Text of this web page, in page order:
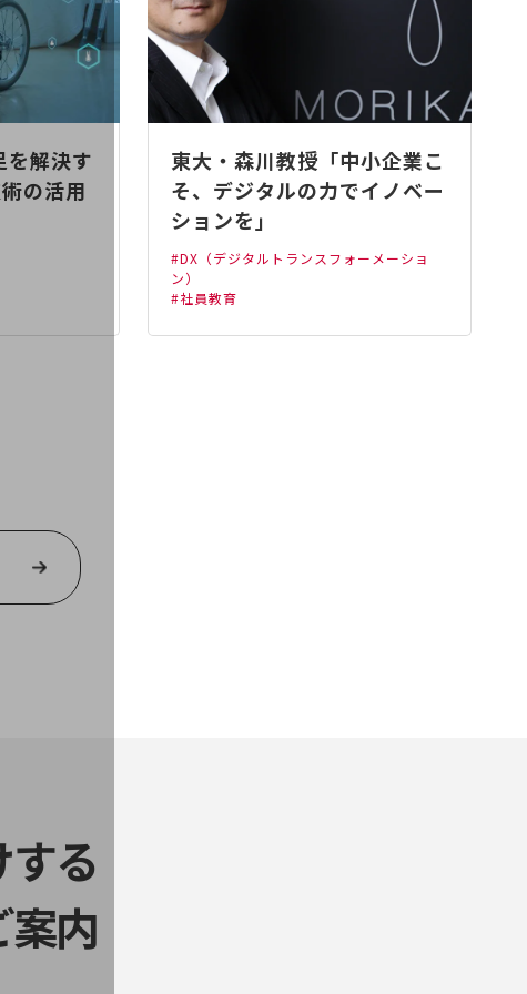
を解決す
の活用
東大・森川教授「中小企業こ
そ、デジタルの力でイノベー
ションを」
#DX（デジタルトランスフォーメーショ
ン）
#社員教育
る
内